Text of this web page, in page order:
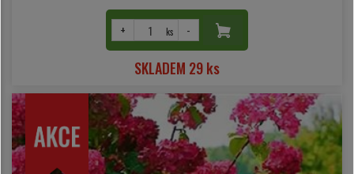
+ ks -
SKLADEM 29 ks